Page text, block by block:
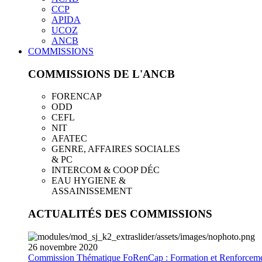
CCP
APIDA
UCOZ
ANCB
COMMISSIONS
COMMISSIONS DE L'ANCB
FORENCAP
ODD
CEFL
NIT
AFATEC
GENRE, AFFAIRES SOCIALES
& PC
INTERCOM & COOP DÉC
EAU HYGIENE &
ASSAINISSEMENT
ACTUALITÉS DES COMMISSIONS
26 novembre 2020
Commission Thématique FoRenCap : Formation et